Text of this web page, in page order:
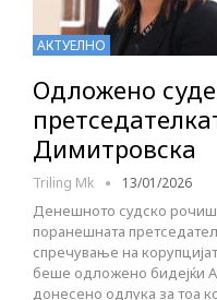
АКТУЕЛНО
Одложено
Димитровска
Triling Mk 13/01/2026
Денешното судско
поранешната
спречување на
беше одложено бидејќи
донесено одлука за тоа